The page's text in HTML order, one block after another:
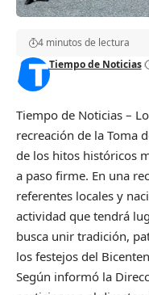
Tiempo de Noticias
4 minutos de lectura
Tiempo de Noticias –
recreación de la Toma
de los hitos históricos
a paso firme. En una
referentes locales y
actividad que tendrá
busca unir tradición,
los festejos del
Según informó la